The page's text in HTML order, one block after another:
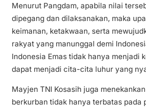
Menurut Pangdam, apabila nilai
dipegang dan dilaksanakan, maka
keimanan, ketakwaan, serta
rakyat yang manunggal demi
Indonesia Emas tidak hanya menjadi
dapat menjadi cita-cita luhur yang
Mayjen TNI Kosasih juga
berkurban tidak hanya terbatas pada